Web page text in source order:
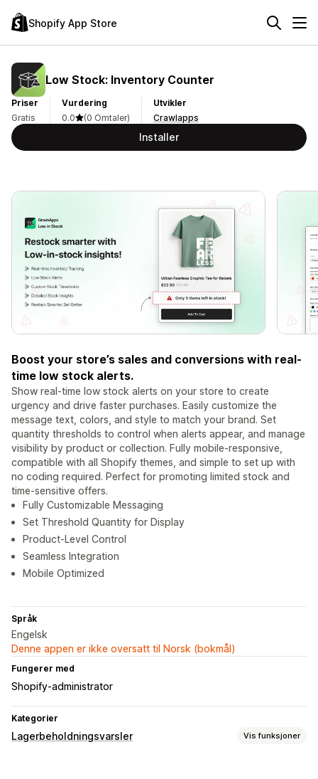
Shopify App Store
Low Stock: Inventory Counter
Priser
Gratis
Vurdering
0.0
(0 Omtaler)
Utvikler
Crawlapps
Installer
Boost your store’s sales and conversions with real-
time low stock alerts.
Show real-time low stock alerts on your store to create
urgency and drive faster purchases. Easily customize the
message text, colors, and style to match your brand. Set
quantity thresholds to control when alerts appear, and manage
visibility by product or collection. Fully mobile-responsive,
compatible with all Shopify themes, and simple to set up with
no coding required. Perfect for promoting limited stock and
time-sensitive offers.
Fully Customizable Messaging
Set Threshold Quantity for Display
Product-Level Control
Seamless Integration
Mobile Optimized
Språk
Engelsk
Denne appen er ikke oversatt til Norsk (bokmål)
Fungerer med
Shopify-administrator
Kategorier
Lagerbeholdningsvarsler Vis funksjoner